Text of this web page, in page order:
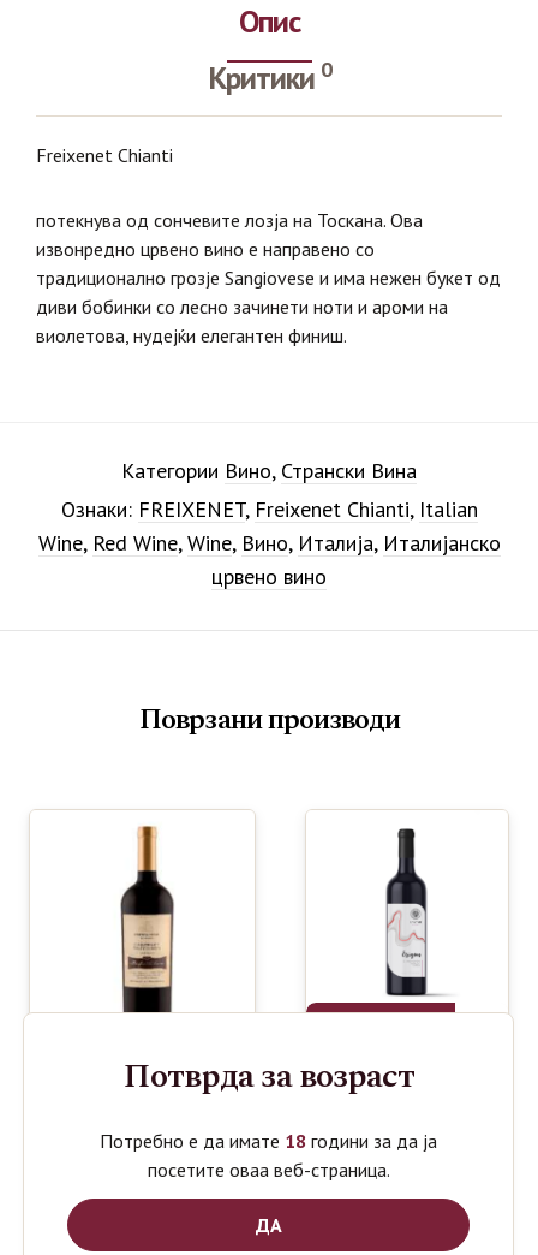
Опис
Критики 0
Freixenet Chianti
потекнува од сончевите лозја на Тоскана. Ова
извонредно црвено вино е направено со
традиционално грозје Sangiovese и има нежен букет од
диви бобинки со лесно зачинети ноти и ароми на
виолетова, нудејќи елегантен финиш.
Категории Вино, Странски Вина
Ознаки: FREIXENET, Freixenet Chianti, Italian
Wine, Red Wine,Wine, Вино, Италија, Италијанско
црвено вино
Поврзани производи
POPOVA
SAUVIGNON
BARRIQUE
0.75L
1020ден
ERIGON
CUVEE
0.75L
Потврда за возраст
Потребно е да имате 18 години за да ја
посетите оваа веб-страница.
ДА